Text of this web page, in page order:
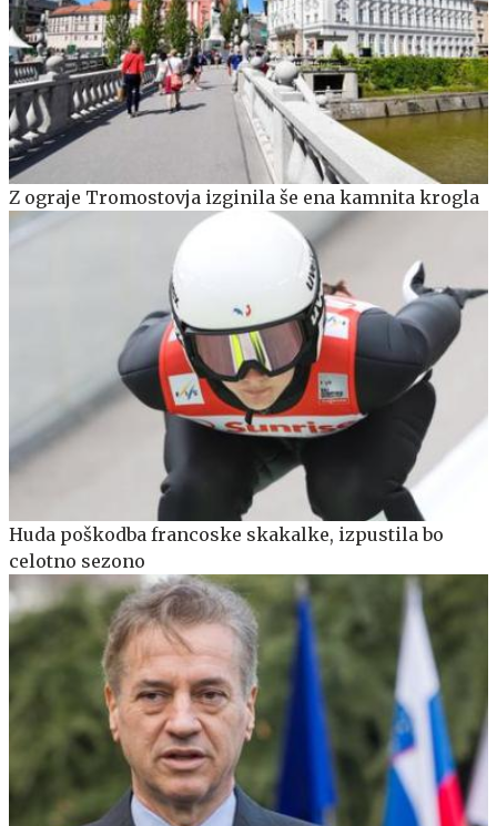
Z ograje Tromostovja izginila še ena kamnita krogla
Huda poškodba francoske skakalke, izpustila bo
celotno sezono